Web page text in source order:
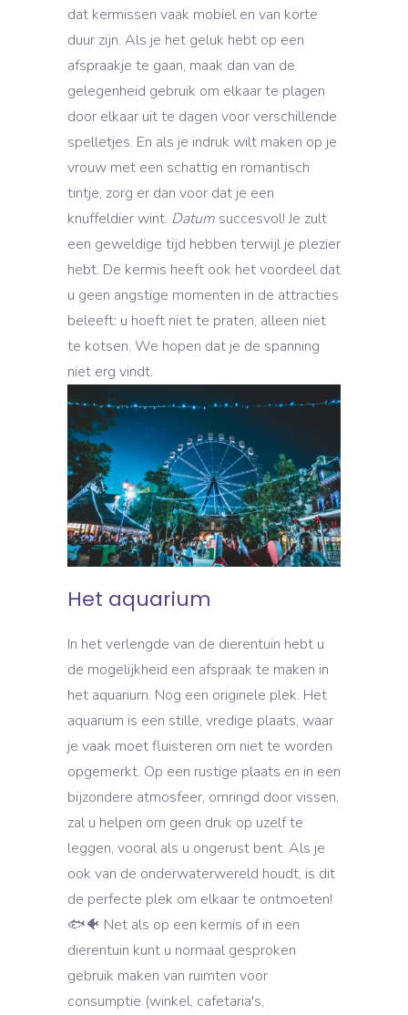
dat kermissen vaak mobiel en van korte
duur zijn. Als je het geluk hebt op een
afspraakje te gaan, maak dan van de
gelegenheid gebruik om elkaar te plagen
door elkaar uit te dagen voor verschillende
spelletjes. En als je indruk wilt maken op je
vrouw met een schattig en romantisch
tintje, zorg er dan voor dat je een
knuffeldier wint. Datum succesvol! Je zult
een geweldige tijd hebben terwijl je plezier
hebt. De kermis heeft ook het voordeel dat
u geen angstige momenten in de attracties
beleeft: u hoeft niet te praten, alleen niet
te kotsen. We hopen dat je de spanning
niet erg vindt.
Het aquarium
In het verlengde van de dierentuin hebt u
de mogelijkheid een afspraak te maken in
het aquarium. Nog een originele plek. Het
aquarium is een stille, vredige plaats, waar
je vaak moet fluisteren om niet te worden
opgemerkt. Op een rustige plaats en in een
bijzondere atmosfeer, omringd door vissen,
zal u helpen om geen druk op uzelf te
leggen, vooral als u ongerust bent. Als je
ook van de onderwaterwereld houdt, is dit
de perfecte plek om elkaar te ontmoeten!
🐟🐠 Net als op een kermis of in een
dierentuin kunt u normaal gesproken
gebruik maken van ruimten voor
consumptie (winkel, cafetaria's,